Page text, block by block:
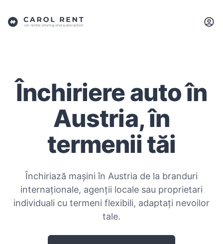
Închiriere auto în
Austria, în
termenii tăi
Închiriază mașini în Austria de la branduri
internaționale, agenții locale sau proprietari
individuali cu termeni flexibili, adaptați nevoilor
tale.